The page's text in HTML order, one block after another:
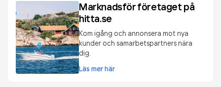
Marknadsför företaget på
hitta.se
Kom igång och annonsera mot nya
kunder och samarbetspartners nära
dig.
Läs mer här